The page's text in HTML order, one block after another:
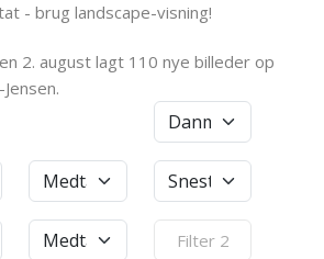
- brug landscape-visning!
2. august lagt 110 nye billeder op